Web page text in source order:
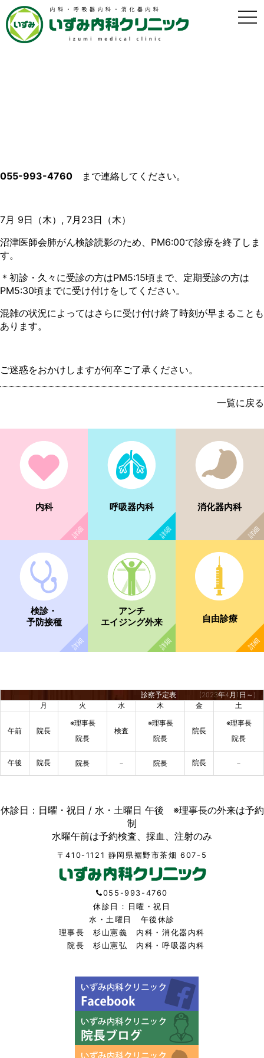
t
o
055-993-4760
まで連絡してください。
7月 9日（木）, 7月23日（木）
沼津医師会肺がん検診読影のため、PM6:00で診療を終了しま
す。
＊初診・久々に受診の方はPM5:15頃まで、定期受診の方は
PM5:30頃までに受け付けをしてください。
混雑の状況によってはさらに受け付け終了時刻が早まることも
あります。
ご迷惑をおかけしますが何卒ご了承ください。
一覧に戻る
内科 呼吸器内科 消化器内科
検診・
予防接種
アンチ
エイジング外来
自由診療
診察予定表 (2023年4月1日～)
月
火 水 木 金 土
午前 院長
※理事長
院長
検査
※理事長
院長
院長
※理事長
院長
午後 院長 院長 － 院長 院長 －
休診日：日曜・祝日 / 水・土曜日 午後 ※理事長の外来は予約
制
水曜午前は予約検査、採血、注射のみ
〒410-1121 静岡県裾野市茶畑 607-5
055-993-4760
休診日：日曜・祝日
水・土曜日 午後休診
理事長 杉山憲義 内科・消化器内科
院長 杉山憲弘 内科・呼吸器内科